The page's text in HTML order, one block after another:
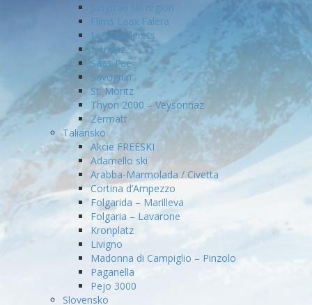
Jungfrau ski region
Flims Laax Falera
Les Diablerets
Nendaz
Saas Fee
Savognin
St. Moritz
Thyon 2000 – Veysonnaz
Zermatt
Taliansko
Akcie FREESKI
Adamello ski
Arabba-Marmolada / Civetta
Cortina d’Ampezzo
Folgarida – Marilleva
Folgaria – Lavarone
Kronplatz
Livigno
Madonna di Campiglio – Pinzolo
Paganella
Pejo 3000
Slovensko